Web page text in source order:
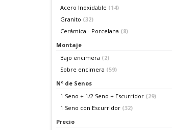
Acero Inoxidable (14)
Granito (32)
Cerámica - Porcelana (8)
Montaje
Bajo encimera (2)
Sobre encimera (59)
Nº de Senos
1 Seno + 1/2 Seno + Escurridor (29)
1 Seno con Escurridor (32)
Precio